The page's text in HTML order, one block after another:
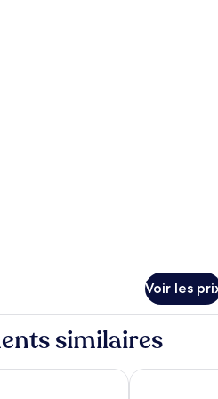
Voir les
similaires
Ring Road ibis